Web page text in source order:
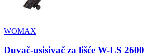
WOMAX
Duvač-usisivač za lišće W-LS 2600